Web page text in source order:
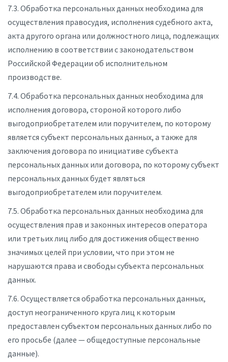
7.3. Обработка персональных данных необходима для
осуществления правосудия, исполнения судебного акта,
акта другого органа или должностного лица, подлежащих
исполнению в соответствии с законодательством
Российской Федерации об исполнительном
производстве.
7.4. Обработка персональных данных необходима для
исполнения договора, стороной которого либо
выгодоприобретателем или поручителем, по которому
является субъект персональных данных, а также для
заключения договора по инициативе субъекта
персональных данных или договора, по которому субъект
персональных данных будет являться
выгодоприобретателем или поручителем.
7.5. Обработка персональных данных необходима для
осуществления прав и законных интересов оператора
или третьих лиц либо для достижения общественно
значимых целей при условии, что при этом не
нарушаются права и свободы субъекта персональных
данных.
7.6. Осуществляется обработка персональных данных,
доступ неограниченного круга лиц к которым
предоставлен субъектом персональных данных либо по
его просьбе (далее — общедоступные персональные
данные).